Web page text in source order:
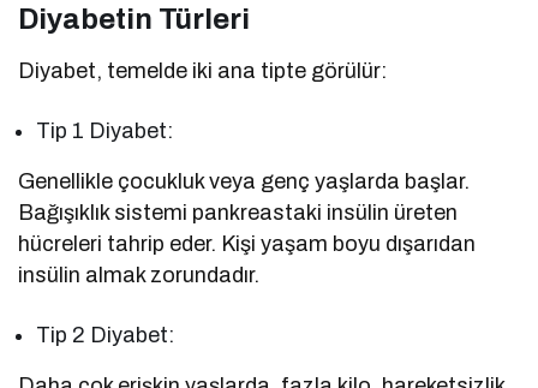
Diyabetin Türleri
Diyabet, temelde iki ana tipte görülür:
Tip 1 Diyabet:
Genellikle çocukluk veya genç yaşlarda başlar.
Bağışıklık sistemi pankreastaki insülin üreten
hücreleri tahrip eder. Kişi yaşam boyu dışarıdan
insülin almak zorundadır.
Tip 2 Diyabet: